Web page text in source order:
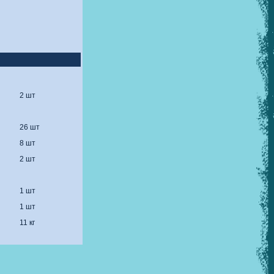
2 шт
26 шт
8шт
2 шт
1 шт
1 шт
11 кг